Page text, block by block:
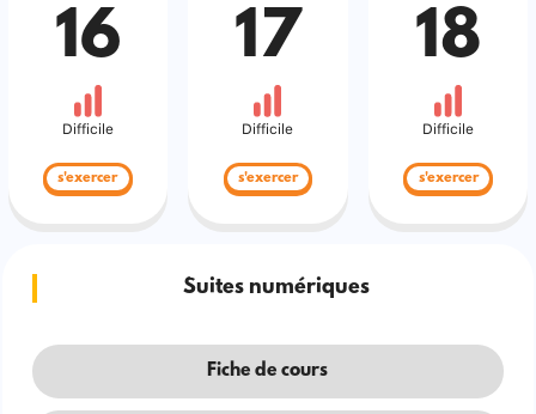
16
Difficile
s'exercer
17
Difficile
s'exercer
18
Difficile
s'exercer
Suites numériques
Fiche de cours